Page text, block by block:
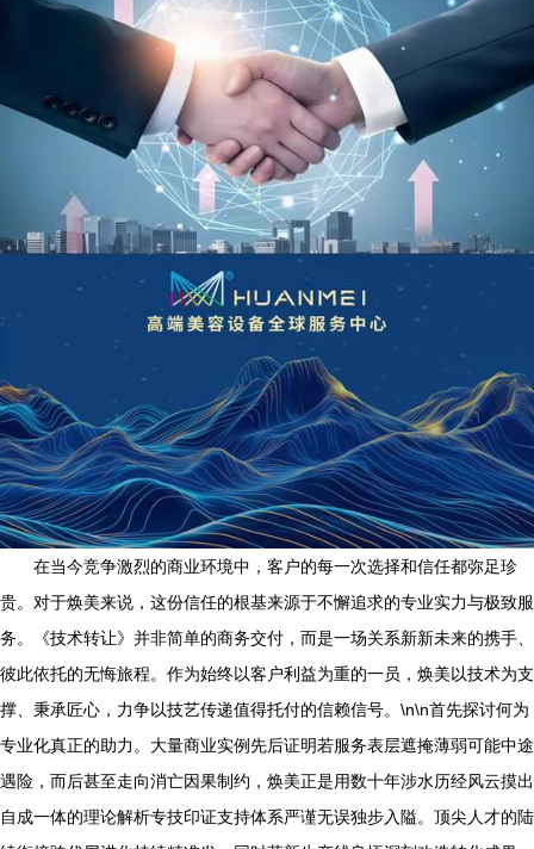
在当今竞争激烈的商业环境中，客户的每一次选择和信任都弥足珍
贵。对于焕美来说，这份信任的根基来源于不懈追求的专业实力与极致服
务。《技术转让》并非简单的商务交付，而是一场关系新新未来的携手、
彼此依托的无悔旅程。作为始终以客户利益为重的一员，焕美以技术为支
撑、秉承匠心，力争以技艺传递值得托付的信赖信号。\n\n首先探讨何为
专业化真正的助力。大量商业实例先后证明若服务表层遮掩薄弱可能中途
遇险，而后甚至走向消亡因果制约，焕美正是用数十年涉水历经风云摸出
自成一体的理论解析专技印证支持体系严谨无误独步入隘。顶尖人才的陆